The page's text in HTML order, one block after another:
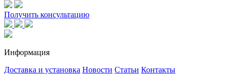
Получить консультацию
Информация
Доставка и установка Новости Статьи Контакты